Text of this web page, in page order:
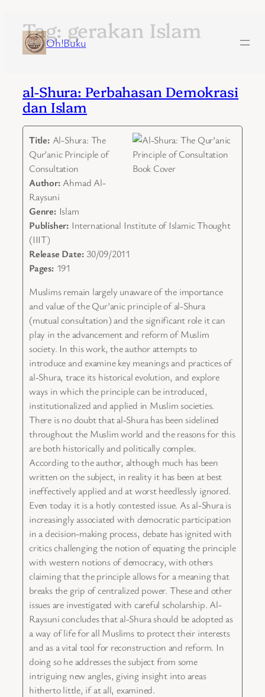
Skip
content
Oh!Buku
Tag: gerakan Islam
al-Shura: Perbahasan Demokrasi
dan Islam
Title: Al-Shura: The
Qur’anic Principle of
Consultation
Author: Ahmad Al-
Raysuni
Genre: Islam
Publisher: International Institute of Islamic Thought
(IIIT)
Release Date: 30/09/2011
Pages: 191
Muslims remain largely unaware of the importance
and value of the Qur’anic principle of al-Shura
(mutual consultation) and the significant role it can
play in the advancement and reform of Muslim
society. In this work, the author attempts to
introduce and examine key meanings and practices of
al-Shura, trace its historical evolution, and explore
ways in which the principle can be introduced,
institutionalized and applied in Muslim societies.
There is no doubt that al-Shura has been sidelined
throughout the Muslim world and the reasons for this
are both historically and politically complex.
According to the author, although much has been
written on the subject, in reality it has been at best
ineffectively applied and at worst heedlessly ignored.
Even today it is a hotly contested issue. As al-Shura is
increasingly associated with democratic participation
in a decision-making process, debate has ignited with
critics challenging the notion of equating the principle
with western notions of democracy, with others
claiming that the principle allows for a meaning that
breaks the grip of centralized power. These and other
issues are investigated with careful scholarship. Al-
Raysuni concludes that al-Shura should be adopted as
a way of life for all Muslims to protect their interests
and as a vital tool for reconstruction and reform. In
doing so he addresses the subject from some
intriguing new angles, giving insight into areas
hitherto little, if at all, examined.